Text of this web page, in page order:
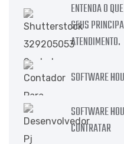
ENTENDA O
SEUS
ATENDIMENTO.
SOFTWARE
SOFTWARE
CONTRATAR